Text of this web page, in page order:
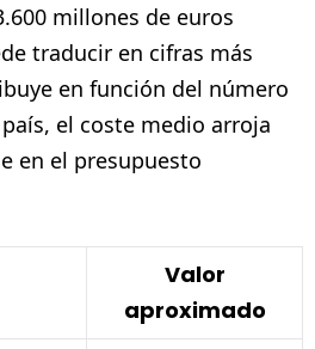
millones de euros
traducir en cifras más
en función del número
el coste medio arroja
en el presupuesto
Valor
aproximado